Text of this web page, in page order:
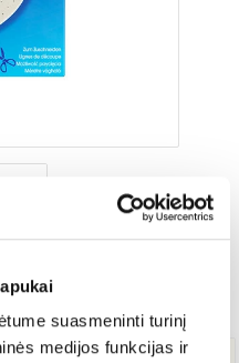
suasmeninti turinį
medijos funkcijas ir
Prekės kodas 5563770